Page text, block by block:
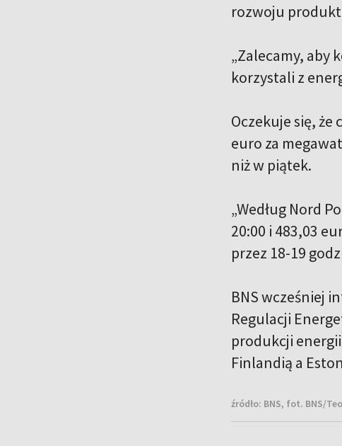
rozwoju
„Zalecamy, aby
korzystali z
Oczekuje się,
euro za
niż w piątek.
„Według Nord
20:00 i 483,03
przez 18-19
BNS wcześniej
Regulacji
produkcji
Finlandią a
źródło: BNS, fot. BNS/